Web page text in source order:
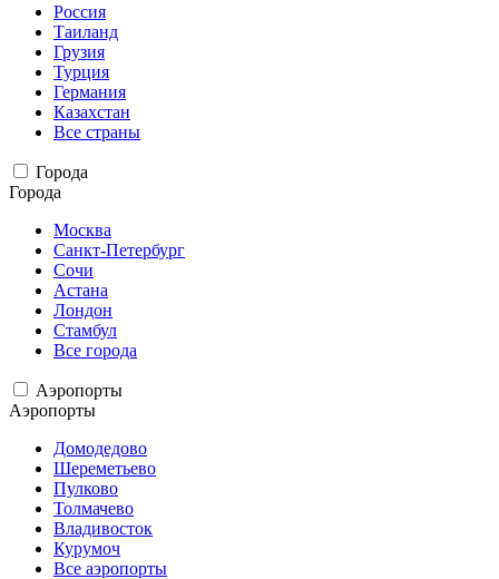
Россия
Таиланд
Грузия
Турция
Германия
Казахстан
Все страны
Города
Города
Москва
Санкт-Петербург
Сочи
Астана
Лондон
Стамбул
Все города
Аэропорты
Аэропорты
Домодедово
Шереметьево
Пулково
Толмачево
Владивосток
Курумоч
Все аэропорты